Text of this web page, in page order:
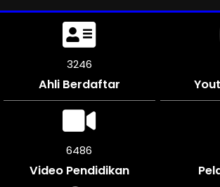
3624
Ahli Berdaftar
7248
Video Pendidikan